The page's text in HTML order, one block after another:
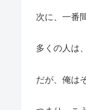
次に、一番
多くの人は
だが、俺は